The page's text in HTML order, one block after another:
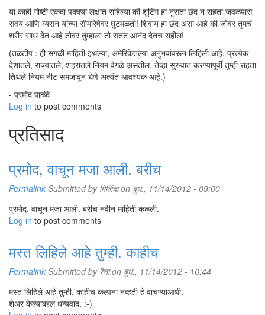
या काही गोष्टी एकदा पक्क्या लक्षात राहिल्या की शूटिंग हा नुसता छंद न राहता जवळपास
सवय आणि व्यसन यांच्या सीमारेषेवर घुटमळतो! शिवाय हा छंद असा आहे की जोवर तुमचं
शरीर साथ देत आहे तोवर तुम्हाला तो सतत आनंद देतच राहील!
(तळटीप : ही सगळी माहिती इथल्या, अमेरिकेतल्या अनुभवांवरून लिहिली आहे. प्रत्येक
देशातले, राज्यातले, शहरातले नियम वेगळे असतील. तेव्हा सुरुवात करण्यापूर्वी तुम्ही राहता
तिथले नियम नीट समजावून घेणे अत्यंत आवश्यक आहे.)
- प्रमोद पाळंदे
Log in to post comments
प्रतिसाद
प्रमोद, वाचून मजा आली. बरीच
Permalink Submitted by मिलिंदाon बुध., 11/14/2012 - 09:00
प्रमोद, वाचून मजा आली. बरीच नवीन माहिती कळली.
Log in to post comments
मस्त लिहिले आहे तुम्ही. काहीच
Permalink Submitted by रैनाon बुध., 11/14/2012 - 10:44
मस्त लिहिले आहे तुम्ही. काहीच कल्पना नव्हती हे वाचण्याआधी.
शेअर केल्याबद्दल धन्यवाद. :-)